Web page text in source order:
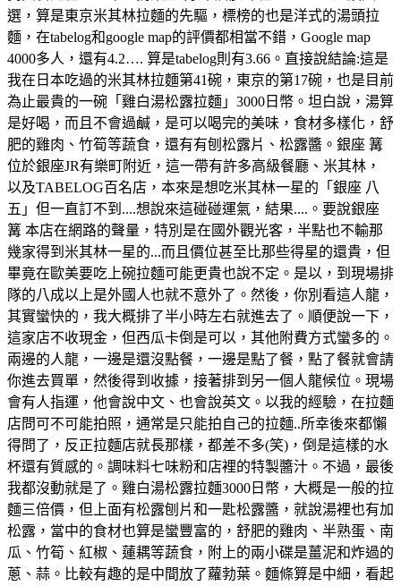
選，算是東京米其林拉麵的先驅，標榜的也是洋式的湯頭拉
麵，在tabelog和google map的評價都相當不錯，Google map
4000多人，還有4.2…. 算是tabelog則有3.66。直接說結論:這是
我在日本吃過的米其林拉麵第41碗，東京的第17碗，也是目前
為止最貴的一碗「雞白湯松露拉麵」3000日幣。坦白說，湯算
是好喝，而且不會過鹹，是可以喝完的美味，食材多樣化，舒
肥的雞肉、竹筍等蔬食，還有有刨松露片、松露醬。銀座 篝
位於銀座JR有樂町附近，這一帶有許多高級餐廳、米其林，
以及TABELOG百名店，本來是想吃米其林一星的「銀座 八
五」但一直訂不到....想說來這碰碰運氣，結果....。要說銀座
篝 本店在網路的聲量，特別是在國外觀光客，半點也不輸那
幾家得到米其林一星的...而且價位甚至比那些得星的還貴，但
畢竟在歐美要吃上碗拉麵可能更貴也說不定。是以，到現場排
隊的八成以上是外國人也就不意外了。然後，你別看這人龍，
其實蠻快的，我大概排了半小時左右就進去了。順便說一下，
這家店不收現金，但西瓜卡倒是可以，其他附費方式蠻多的。
兩邊的人龍，一邊是還沒點餐，一邊是點了餐，點了餐就會請
你進去買單，然後得到收據，接著排到另一個人龍候位。現場
會有人指運，他會說中文、也會說英文。以我的經驗，在拉麵
店問可不可能拍照，通常是只能拍自己的拉麵..所幸後來都懶
得問了，反正拉麵店就長那樣，都差不多(笑)，倒是這樣的水
杯還有質感的。調味料七味粉和店裡的特製醬汁。不過，最後
我都沒動就是了。雞白湯松露拉麵3000日幣，大概是一般的拉
麵三倍價，但上面有松露刨片和一匙松露醬，就說湯裡也有加
松露，當中的食材也算是蠻豐富的，舒肥的雞肉、半熟蛋、南
瓜、竹筍、紅椒、蓮耦等蔬食，附上的兩小碟是薑泥和炸過的
蔥、蒜。比較有趣的是中間放了蘿勃葉。麵條算是中細，看起